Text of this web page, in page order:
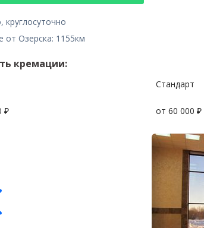
круглосуточно
от Озерска: 1155км
кремации:
Стандарт
₽ от 60 000 ₽